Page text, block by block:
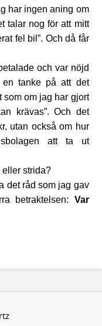
har ingen aning om
talar nog för att mitt
fel bil”. Och då får
och var nöjd
en tanke på att det
som om jag har gjort
krävas”. Och det
utan också om hur
att ta ut
eller strida?
det råd som jag gav
betraktelsen: Var